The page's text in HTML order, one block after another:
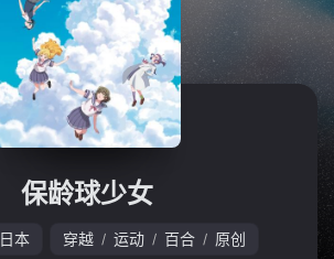
暂无观看影片的记录
保龄球少女
日本 穿越 / 运动 / 百合 / 原创